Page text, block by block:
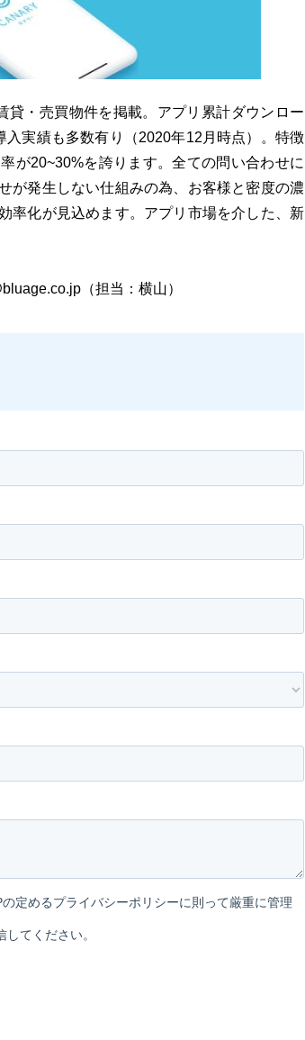
・売買物件を掲載。アプリ累計ダウンロー
入実績も多数有り（2020年12月時点）。特徴
が20~30%を誇ります。全ての問い合わせに
が発生しない仕組みの為、お客様と密度の濃
率化が見込めます。アプリ市場を介した、新
（担当：横山）